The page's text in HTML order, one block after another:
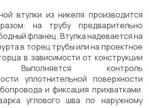
втулки из никеля производится
на трубу предварительно
фланец. Втулка надевается на
в торец трубы или на проектное
в зависимости от конструкции
Выполняется контроль
уплотнительной поверхности
и фиксация прихватками.
углового шва по наружному